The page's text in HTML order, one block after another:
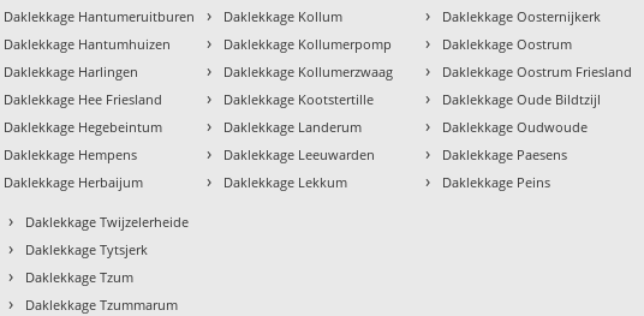
Daklekkage Hantumeruitburen
Daklekkage Hantumhuizen
Daklekkage Harlingen
Daklekkage Hee Friesland
Daklekkage Hegebeintum
Daklekkage Hempens
Daklekkage Herbaijum
› Daklekkage Kollum
› Daklekkage Kollumerpomp
› Daklekkage Kollumerzwaag
› Daklekkage Kootstertille
› Daklekkage Landerum
› Daklekkage Leeuwarden
› Daklekkage Lekkum
› Daklekkage Oosternijkerk
› Daklekkage Oostrum
› Daklekkage Oostrum Friesland
› Daklekkage Oude Bildtzijl
› Daklekkage Oudwoude
› Daklekkage Paesens
› Daklekkage Peins
› Daklekkage Twijzelerheide
› Daklekkage Tytsjerk
› Daklekkage Tzum
› Daklekkage Tzummarum